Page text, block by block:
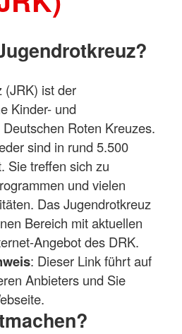
(JRK) ist der
Kinder- und
Roten Kreuzes.
sind in rund 5.500
Sie treffen sich zu
und vielen
Das Jugendrotkreuz
Bereich mit aktuellen
Angebot des DRK.
: Dieser Link führt auf
Anbieters und Sie